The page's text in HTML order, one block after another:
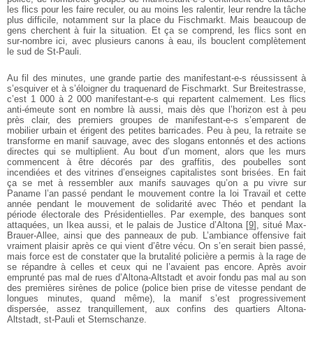
les flics pour les faire reculer, ou au moins les ralentir, leur rendre la tâche
plus difficile, notamment sur la place du Fischmarkt. Mais beaucoup de
gens cherchent à fuir la situation. Et ça se comprend, les flics sont en
sur-nombre ici, avec plusieurs canons à eau, ils bouclent complètement
le sud de St-Pauli.
Au fil des minutes, une grande partie des manifestant-e-s réussissent à
s’esquiver et à s’éloigner du traquenard de Fischmarkt. Sur Breitestrasse,
c’est 1 000 à 2 000 manifestant-e-s qui repartent calmement. Les flics
anti-émeute sont en nombre là aussi, mais dès que l’horizon est à peu
près clair, des premiers groupes de manifestant-e-s s’emparent de
mobilier urbain et érigent des petites barricades. Peu à peu, la retraite se
transforme en manif sauvage, avec des slogans entonnés et des actions
directes qui se multiplient. Au bout d’un moment, alors que les murs
commencent à être décorés par des graffitis, des poubelles sont
incendiées et des vitrines d’enseignes capitalistes sont brisées. En fait
ça se met à ressembler aux manifs sauvages qu’on a pu vivre sur
Paname l’an passé pendant le mouvement contre la loi Travail et cette
année pendant le mouvement de solidarité avec Théo et pendant la
période électorale des Présidentielles. Par exemple, des banques sont
attaquées, un Ikea aussi, et le palais de Justice d’Altona[9] , situé Max-
Brauer-Allee, ainsi que des panneaux de pub. L’ambiance offensive fait
vraiment plaisir après ce qui vient d’être vécu. On s’en serait bien passé,
mais force est de constater que la brutalité policière a permis à la rage de
se répandre à celles et ceux qui ne l’avaient pas encore. Après avoir
emprunté pas mal de rues d’Altona-Altstadt et avoir fondu pas mal au son
des premières sirènes de police (police bien prise de vitesse pendant de
longues minutes, quand même), la manif s’est progressivement
dispersée, assez tranquillement, aux confins des quartiers Altona-
Altstadt, st-Pauli et Sternschanze.